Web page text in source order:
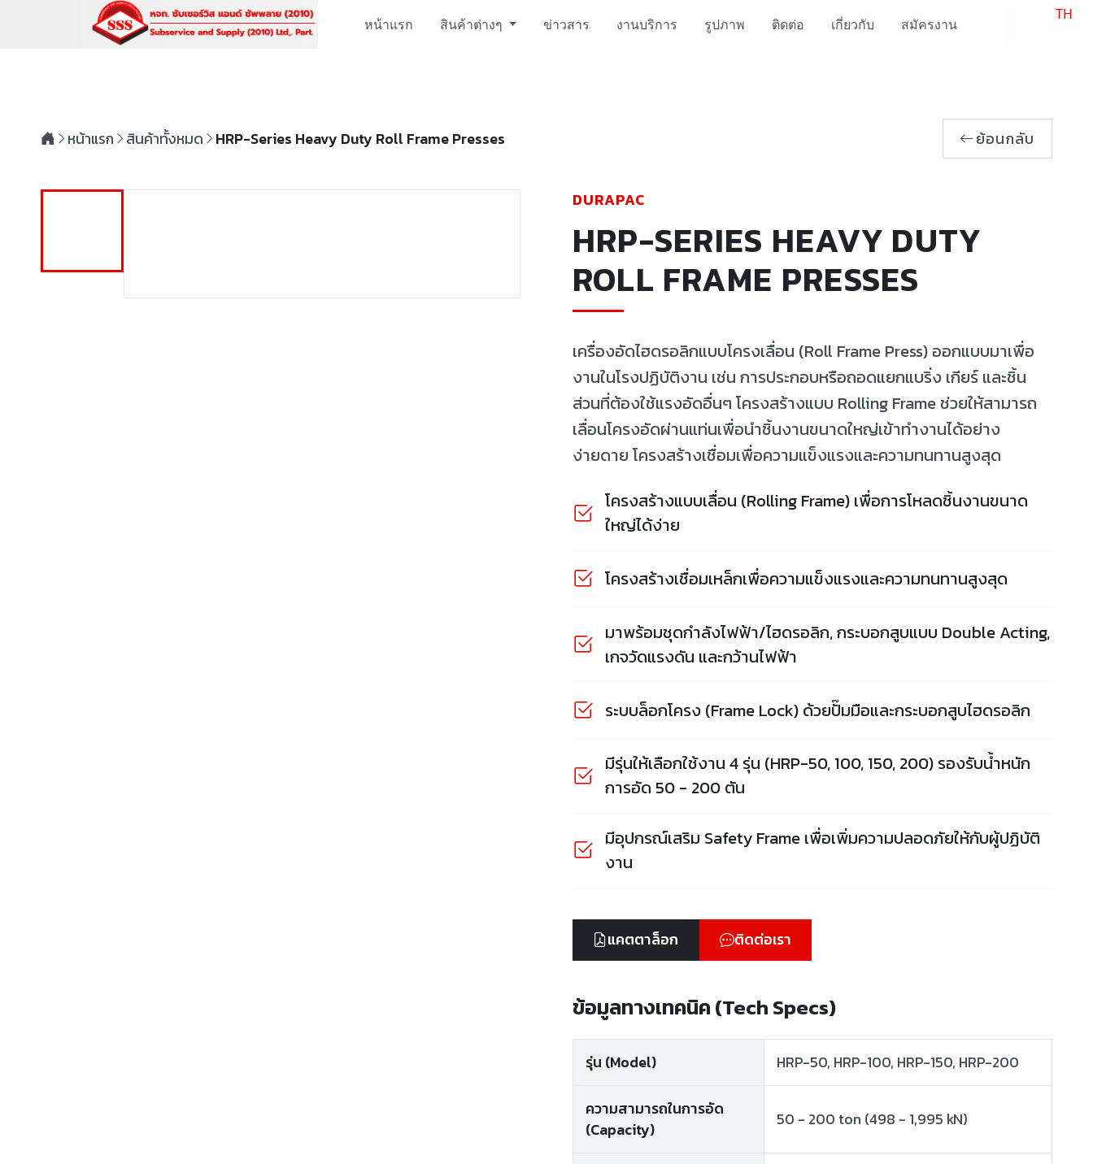
หน้าแรก สินค้าต่างๆ ข่าวสาร งานบริการ รูปภาพ ติดต่อ เกี่ยวกับ สมัครงาน
หน้าแรก สินค้าทั้งหมด HRP-Series Heavy Duty Roll Frame Presses ย้อนกลับ
DURAPAC
HRP-SERIES HEAVY DUTY
ROLL FRAME PRESSES
เครื่องอัดไฮดรอลิกแบบโครงเลื่อน (Roll Frame Press) ออกแบบมาเพื่อ
งานในโรงปฏิบัติงาน เช่น การประกอบหรือถอดแยกแบริ่ง เกียร์ และชิ้น
ส่วนที่ต้องใช้แรงอัดอื่นๆ โครงสร้างแบบ Rolling Frame ช่วยให้สามารถ
เลื่อนโครงอัดผ่านแท่นเพื่อนำชิ้นงานขนาดใหญ่เข้าทำงานได้อย่าง
ง่ายดาย โครงสร้างเชื่อมเพื่อความแข็งแรงและความทนทานสูงสุด
โครงสร้างแบบเลื่อน (Rolling Frame) เพื่อการโหลดชิ้นงานขนาด
ใหญ่ได้ง่าย
โครงสร้างเชื่อมเหล็กเพื่อความแข็งแรงและความทนทานสูงสุด
มาพร้อมชุดกำลังไฟฟ้า/ไฮดรอลิก, กระบอกสูบแบบ Double Acting,
เกจวัดแรงดัน และกว้านไฟฟ้า
ระบบล็อกโครง (Frame Lock) ด้วยปั๊มมือและกระบอกสูบไฮดรอลิก
มีรุ่นให้เลือกใช้งาน 4 รุ่น (HRP-50, 100, 150, 200) รองรับน้ำหนัก
การอัด 50 - 200 ตัน
มีอุปกรณ์เสริม Safety Frame เพื่อเพิ่มความปลอดภัยให้กับผู้ปฏิบัติ
งาน
แคตตาล็อก ติดต่อเรา
ข้อมูลทางเทคนิค (Tech Specs)
รุ่น (Model) HRP-50, HRP-100, HRP-150, HRP-200
ความสามารถในการอัด
(Capacity)
50 - 200 ton (498 - 1,995 kN)
TH